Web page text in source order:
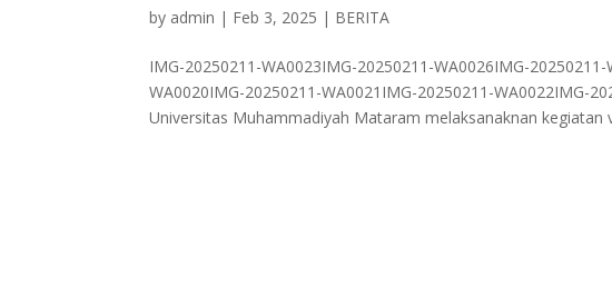
by admin | Feb 3, 2025 | BERITA
IMG-20250211-WA0023IMG-20250211-WA0026IMG-
WA0020IMG-20250211-WA0021IMG-20250211-WA0022IMG-
Universitas Muhammadiyah Mataram melaksanaknan kegiatan